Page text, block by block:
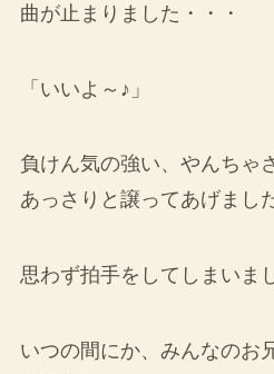
曲が止まりました・・・
「いいよ～♪」
負けん気の強い、やんちゃ
あっさりと譲ってあげまし
思わず拍手をしてしまいま
いつの間にか、みんなのお